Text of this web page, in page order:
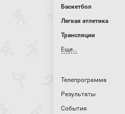
Баскетбол
Легкая атлетика
Трансляции
Еще...
Телепрограмма
Результаты
События